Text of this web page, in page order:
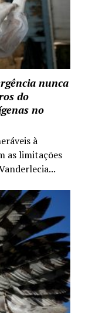
nunca
do
no
à
as limitações